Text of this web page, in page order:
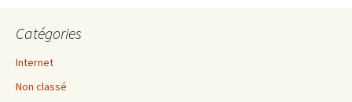
Catégories
Internet
Non classé